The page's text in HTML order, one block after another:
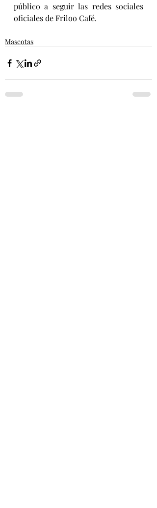
público a seguir las redes sociales
oficiales de Friloo Café.
Mascotas